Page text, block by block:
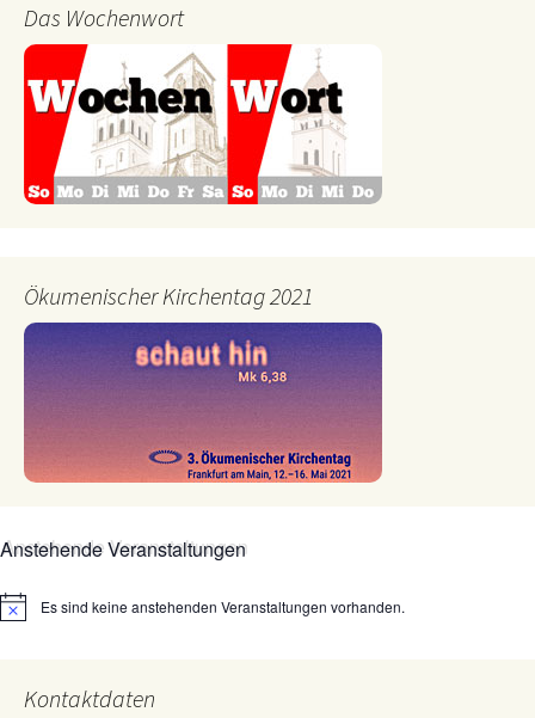
Das Wochenwort
Ökumenischer Kirchentag 2021
Anstehende Veranstaltungen
HinweisEs sind keine anstehenden Veranstaltungen vorhanden.
Kontaktdaten